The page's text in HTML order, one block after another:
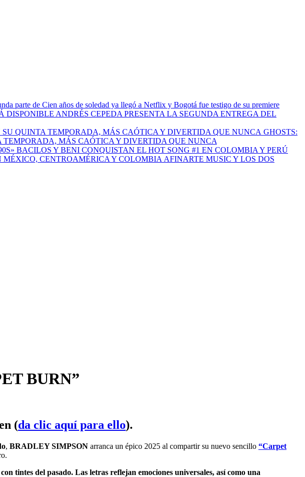
parte de Cien años de soledad ya llegó a Netflix y Bogotá fue testigo de su premiere
ANDRÉS CEPEDA PRESENTA LA SEGUNDA ENTREGA DEL
GHOSTS:
MÁS CAÓTICA Y DIVERTIDA QUE NUNCA
BACILOS Y BENI CONQUISTAN EL HOT SONG #1 EN COLOMBIA Y PERÚ
AFINARTE MUSIC Y LOS DOS
BURN”
(da clic aquí para ello).
, BRADLEY SIMPSON arranca un épico 2025 al compartir su nuevo sencillo “Carpet
tintes del pasado. Las letras reflejan emociones universales, así como una